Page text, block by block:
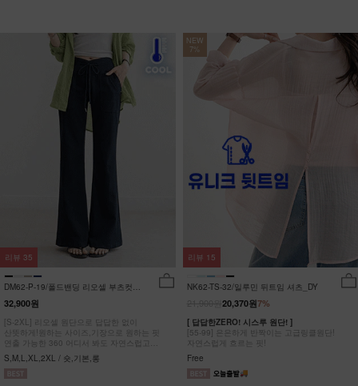
DM62-P-19/폴드밴딩 리오셀 부츠컷팬
32,900원
[S-2XL] 리오셀 원단으로 답답한 없이
산뜻하게!원하는 사이즈,기장으로 원하는 핏
연출 가능한 360 어디서 봐도 자연스럽고
균형잡힌 부츠컷 팬츠
S,M,L,XL,2XL / 숏,기본,롱
리뷰 35
NEW
7%
NK62-TS-32/일루민 뒤트임 셔츠_DY
7%
20,370원
[ 답답한ZERO! 시스루 원단! ]
[55-99] 은은하게 반짝이는 고급링클원단!
자연스럽게 흐르는 핏!
Free
리뷰 15